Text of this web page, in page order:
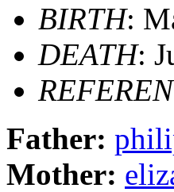
BIRTH:
DEATH:
Father:
Mother: